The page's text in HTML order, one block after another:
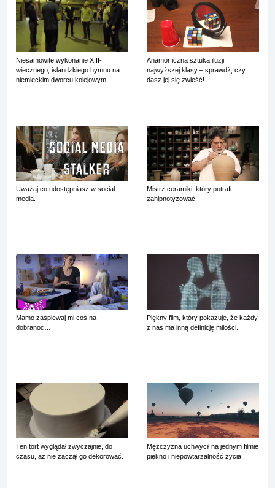
Niesamowite wykonanie XIII-
wiecznego, islandzkiego hymnu na
niemieckim dworcu kolejowym.
Anamorficzna sztuka iluzji
najwyższej klasy – sprawdź, czy
dasz jej się zwieść!
Uważaj co udostępniasz w social
media.
Mistrz ceramiki, który potrafi
zahipnotyzować.
Mamo zaśpiewaj mi coś na
dobranoc…
Piękny film, który pokazuje, że każdy
z nas ma inną definicję miłości.
Ten tort wyglądał zwyczajnie, do
czasu, aż nie zaczął go dekorować.
Mężczyzna uchwycił na jednym filmie
piękno i niepowtarzalność życia.